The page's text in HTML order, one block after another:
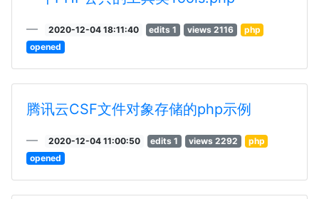
2020-12-04 18:11:40 edits 1 views 2116
php
opened
腾讯云CSF文件对象存储的php示例
2020-12-04 11:00:50 edits 1 views 2292
php
opened